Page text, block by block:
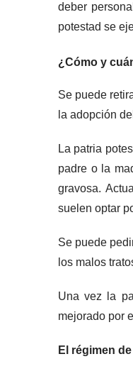
deber
potestad se
¿Cómo y
Se puede
la adopción
La patria
padre o la
gravosa.
suelen optar
Se puede
los malos
Una vez la
mejorado por
El régimen